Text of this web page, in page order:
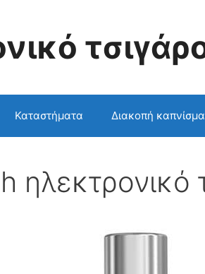
Καταστήματα Διακοπή
ηλεκτρονικό